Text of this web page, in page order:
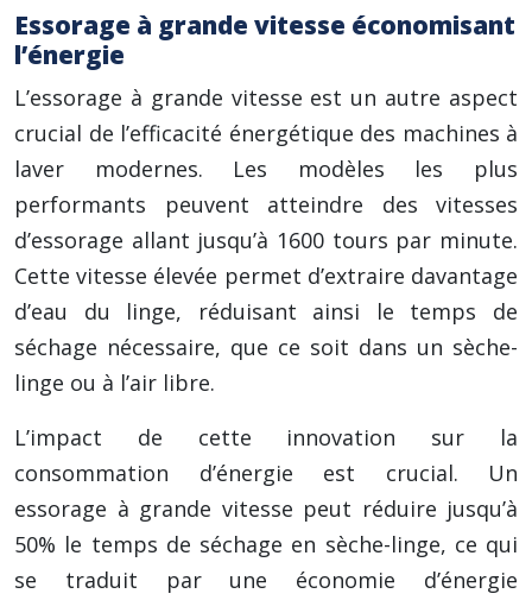
Essorage à grande vitesse économisant
l’énergie
L’essorage à grande vitesse est un autre aspect
crucial de l’efficacité énergétique des machines à
laver modernes. Les modèles les plus
performants peuvent atteindre des vitesses
d’essorage allant jusqu’à 1600 tours par minute.
Cette vitesse élevée permet d’extraire davantage
d’eau du linge, réduisant ainsi le temps de
séchage nécessaire, que ce soit dans un sèche-
linge ou à l’air libre.
L’impact de cette innovation sur la
consommation d’énergie est crucial. Un
essorage à grande vitesse peut réduire jusqu’à
50% le temps de séchage en sèche-linge, ce qui
se traduit par une économie d’énergie